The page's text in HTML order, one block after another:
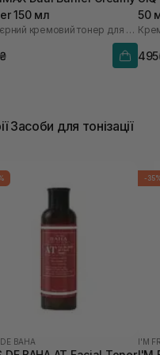
150 мл
Бар'єрний кремовий тонер для обличчя
50
Засоби для тонізації
BAHA
-
I'M